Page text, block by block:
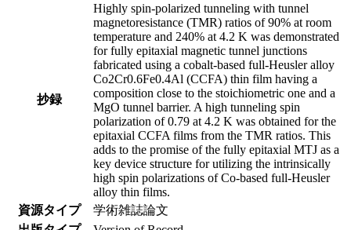
抄録
Highly spin-polarized tunneling with tunnel
magnetoresistance (TMR) ratios of 90% at room
temperature and 240% at 4.2 K was demonstrated
for fully epitaxial magnetic tunnel junctions
fabricated using a cobalt-based full-Heusler alloy
Co2Cr0.6Fe0.4Al (CCFA) thin film having a
composition close to the stoichiometric one and a
MgO tunnel barrier. A high tunneling spin
polarization of 0.79 at 4.2 K was obtained for the
epitaxial CCFA films from the TMR ratios. This
adds to the promise of the fully epitaxial MTJ as a
key device structure for utilizing the intrinsically
high spin polarizations of Co-based full-Heusler
alloy thin films.
資源タイプ
学術雑誌論文